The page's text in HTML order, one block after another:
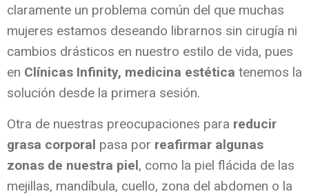
claramente un problema común del que muchas
mujeres estamos deseando librarnos sin cirugía ni
cambios drásticos en nuestro estilo de vida, pues
en Clínicas Infinity, medicina estética tenemos la
solución desde la primera sesión.
Otra de nuestras preocupaciones para reducir
grasa corporal pasa por reafirmar algunas
zonas de nuestra piel, como la piel flácida de las
mejillas, mandíbula, cuello, zona del abdomen o la